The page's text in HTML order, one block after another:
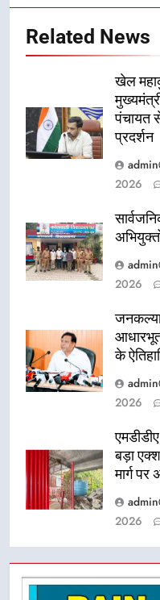
Related News
खेल
पंचायत
प्रदर्शन
2026
2026
आधारभूत
के
2026
बड़ा
मार्ग पर
2026